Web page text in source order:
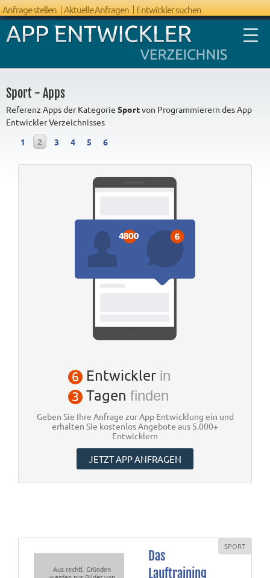
Anfrage stellen Aktuelle Anfragen Entwickler suchen
Sport - Apps
Referenz Apps der Kategorie Sportvon Programmierern des App
Entwickler Verzeichnisses
1
2 3 4 5 6
Aus rechtl. Gründen
SPORT
Das
Lauftraining
6 Entwickler in
3 Tagen finden
Geben Sie Ihre Anfrage zur App Entwicklung ein und
erhalten Sie kostenlos Angebote aus 5.000+
Entwicklern
JETZT APP ANFRAGEN